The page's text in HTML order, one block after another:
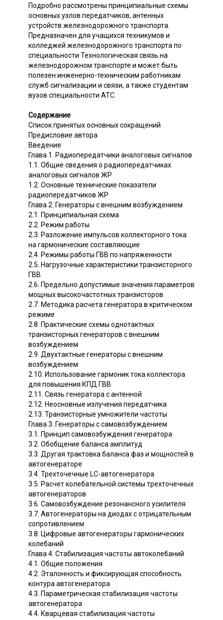
Подробно рассмотрены принципиальные схемы
основных узлов передатчиков, антенных
устройств железнодорожного транспорта.
Предназначен для учащихся техникумов и
колледжей железнодорожного транспорта по
специальности Технологическая связь на
железнодорожном транспорте и может быть
полезен инженерно-техническим работникам
служб сигнализации и связи, а также студентам
вузов специальности АТС.
Содержание
Список принятых основных сокращений
Предисловие автора
Введение
Глава 1. Радиопередатчики аналоговых сигналов
1.1. Общие сведения о радиопередатчиках
аналоговых сигналов ЖР
1.2. Основные технические показатели
радиопередатчиков ЖР
Глава 2. Генераторы с внешним возбуждением
2.1. Принципиальная схема
2.2. Режим работы
2.3. Разложение импульсов коллекторного тока
на гармонические составляющие
2.4. Режимы работы ГВВ по напряженности
2.5. Нагрузочные характеристики транзисторного
ГВВ
2.6. Предельно допустимые значения параметров
мощных высокочастотных транзисторов
2.7. Методика расчета генератора в критическом
режиме
2.8. Практические схемы однотактных
транзисторных генераторов с внешним
возбуждением
2.9. Двухтактные генераторы с внешним
возбуждением
2.10. Использование гармоник тока коллектора
для повышения КПД ГВВ
2.11. Связь генератора с антенной
2.12. Неосновные излучения передатчика
2.13. Транзисторные умножители частоты
Глава 3. Генераторы с самовозбуждением
3.1. Принцип самовозбуждения генератора
3.2. Обобщение баланса амплитуд
3.3. Другая трактовка баланса фаз и мощностей в
автогенераторе
3.4. Трехточечные LС-автогенератора
3.5. Расчет колебательной системы трехточечных
автогенераторов
3.6. Самовозбуждение резонансного усилителя
3.7. Автогенераторы на диодах с отрицательным
сопротивлением
3.8. Цифровые автогенераторы гармонических
колебаний
Глава 4. Стабилизация частоты автоколебаний
4.1. Общие положения
4.2. Эталонность и фиксирующая способность
контура автогенератора
4.3. Параметрическая стабилизация частоты
автогенератора
4.4. Кварцевая стабилизация частоты